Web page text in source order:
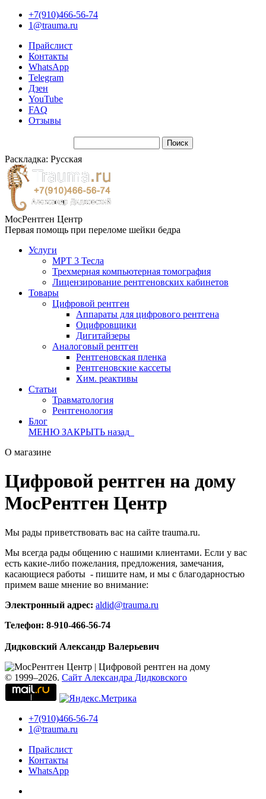
+7(910)466-56-74
1@trauma.ru
Прайслист
Контакты
WhatsApp
Telegram
Дзен
YouTube
FAQ
Отзывы
Раскладка: Русская
МосРентген Центр
Первая помощь при переломе шейки бедра
Услуги
МРТ 3 Тесла
Трехмерная компьютерная томография
Лицензирование рентгеновских кабинетов
Товары
Цифровой рентген
Аппараты для цифрового рентгена
Оцифровщики
Дигитайзеры
Аналоговый рентген
Рентгеновская пленка
Рентгеновские кассеты
Хим. реактивы
Статьи
Травматология
Рентгенология
Блог
МЕНЮ ЗАКРЫТЬ назад
О магазине
Цифровой рентген на дому
МосРентген Центр
Мы рады приветствовать вас на сайте trauma.ru.
Мы всегда рады общению с нашими клиентами. Если у вас
есть какие-либо пожелания, предложения, замечания,
касающиеся работы - пишите нам, и мы с благодарностью
примем ваше мнение во внимание:
Электронный адрес: aldid@trauma.ru
Телефон: 8-910-466-56-74
Дидковский Александр Валерьевич
© 1999–2026. Сайт Александра Дидковского
+7(910)466-56-74
1@trauma.ru
Прайслист
Контакты
WhatsApp